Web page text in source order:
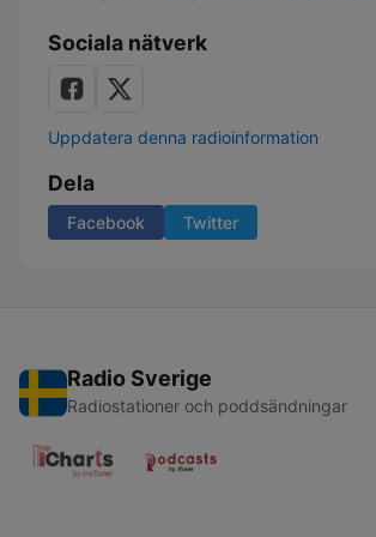
Sociala nätverk
Uppdatera denna radioinformation
Dela
Facebook Twitter
Radio Sverige
Radiostationer och poddsändningar